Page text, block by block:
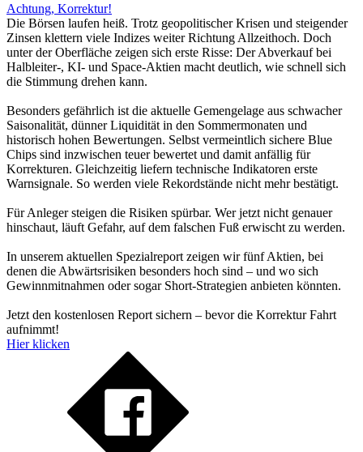
Achtung, Korrektur!
Die Börsen laufen heiß. Trotz geopolitischer Krisen und steigender
Zinsen klettern viele Indizes weiter Richtung Allzeithoch. Doch
unter der Oberfläche zeigen sich erste Risse: Der Abverkauf bei
Halbleiter-, KI- und Space-Aktien macht deutlich, wie schnell sich
die Stimmung drehen kann.
Besonders gefährlich ist die aktuelle Gemengelage aus schwacher
Saisonalität, dünner Liquidität in den Sommermonaten und
historisch hohen Bewertungen. Selbst vermeintlich sichere Blue
Chips sind inzwischen teuer bewertet und damit anfällig für
Korrekturen. Gleichzeitig liefern technische Indikatoren erste
Warnsignale. So werden viele Rekordstände nicht mehr bestätigt.
Für Anleger steigen die Risiken spürbar. Wer jetzt nicht genauer
hinschaut, läuft Gefahr, auf dem falschen Fuß erwischt zu werden.
In unserem aktuellen Spezialreport zeigen wir fünf Aktien, bei
denen die Abwärtsrisiken besonders hoch sind – und wo sich
Gewinnmitnahmen oder sogar Short-Strategien anbieten könnten.
Jetzt den kostenlosen Report sichern – bevor die Korrektur Fahrt
aufnimmt!
Hier klicken